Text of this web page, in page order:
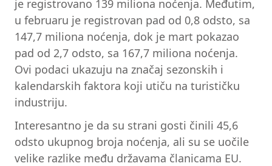
je registrovano 139 miliona noćenja. Međutim,
u februaru je registrovan pad od 0,8 odsto, sa
147,7 miliona noćenja, dok je mart pokazao
pad od 2,7 odsto, sa 167,7 miliona noćenja.
Ovi podaci ukazuju na značaj sezonskih i
kalendarskih faktora koji utiču na turističku
industriju.
Interesantno je da su strani gosti činili 45,6
odsto ukupnog broja noćenja, ali su se uočile
velike razlike među državama članicama EU.